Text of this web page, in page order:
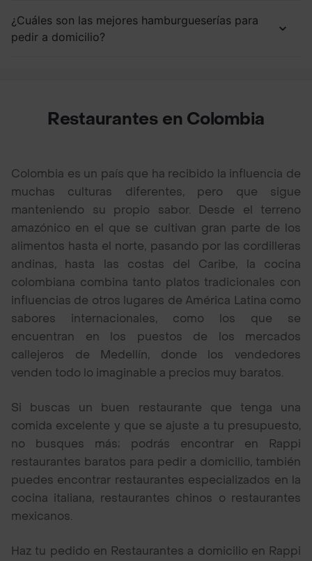
¿Cuáles son las mejores hamburgueserías para
pedir a domicilio?
Restaurantes en Colombia
Colombia es un país que ha recibido la influencia de
muchas culturas diferentes, pero que sigue
manteniendo su propio sabor. Desde el terreno
amazónico en el que se cultivan gran parte de los
alimentos hasta el norte, pasando por las cordilleras
andinas, hasta las costas del Caribe, la cocina
colombiana combina tanto platos tradicionales con
influencias de otros lugares de América Latina como
sabores internacionales, como los que se
encuentran en los puestos de los mercados
callejeros de Medellín, donde los vendedores
venden todo lo imaginable a precios muy baratos.
Si buscas un buen restaurante que tenga una
comida excelente y que se ajuste a tu presupuesto,
no busques más; podrás encontrar en Rappi
restaurantes baratos para pedir a domicilio, también
puedes encontrar restaurantes especializados en la
cocina italiana, restaurantes chinos o restaurantes
mexicanos.
Haz tu pedido en Restaurantes a domicilio en Rappi